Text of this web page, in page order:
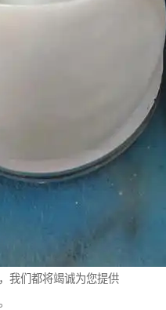
我们都将竭诚为您提供